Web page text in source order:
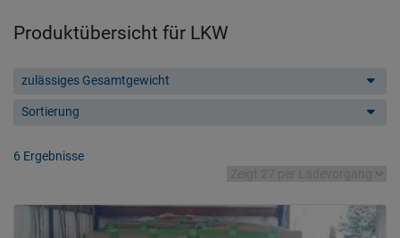
Produktübersicht für LKW
zulässiges Gesamtgewicht
Sortierung
6 Ergebnisse